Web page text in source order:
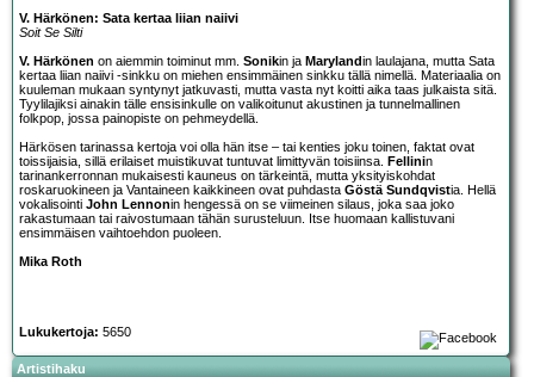
V. Härkönen: Sata kertaa liian naiivi
Soit Se Silti
V. Härkönen on aiemmin toiminut mm. Sonikin ja Marylandin laulajana, mutta Sata
kertaa liian naiivi -sinkku on miehen ensimmäinen sinkku tällä nimellä. Materiaalia on
kuuleman mukaan syntynyt jatkuvasti, mutta vasta nyt koitti aika taas julkaista sitä.
Tyylilajiksi ainakin tälle ensisinkulle on valikoitunut akustinen ja tunnelmallinen
folkpop, jossa painopiste on pehmeydellä.
Härkösen tarinassa kertoja voi olla hän itse – tai kenties joku toinen, faktat ovat
toissijaisia, sillä erilaiset muistikuvat tuntuvat limittyvän toisiinsa. Fellinin
tarinankerronnan mukaisesti kauneus on tärkeintä, mutta yksityiskohdat
roskaruokineen ja Vantaineen kaikkineen ovat puhdasta Göstä Sundqvistia. Hellä
vokalisointi John Lennonin hengessä on se viimeinen silaus, joka saa joko
rakastumaan tai raivostumaan tähän surusteluun. Itse huomaan kallistuvani
ensimmäisen vaihtoehdon puoleen.
Mika Roth
Lukukertoja: 5650
Artistihaku